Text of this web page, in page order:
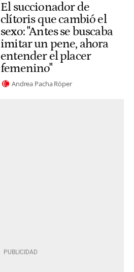
El succionador de
clítoris que cambió el
sexo: "Antes se buscaba
imitar un pene, ahora
entender el placer
femenino"
Andrea Pacha Röper